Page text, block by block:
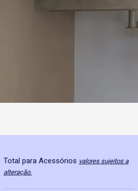
Total para Acessórios valores sujeitos a
alteração.